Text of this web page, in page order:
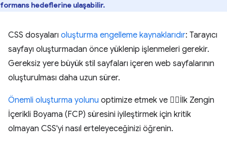
hedeflerine ulaşabilir.
CSS dosyaları oluşturma engelleme kaynaklarıdır: Tarayıcı
sayfayı oluşturmadan önce yüklenip işlenmeleri gerekir.
Gereksiz yere büyük stil sayfaları içeren web sayfalarının
oluşturulması daha uzun sürer.
Önemli oluşturma yolunu optimize etmek ve İlk Zengin
İçerikli Boyama (FCP) süresini iyileştirmek için kritik
olmayan CSS'yi nasıl erteleyeceğinizi öğrenin.